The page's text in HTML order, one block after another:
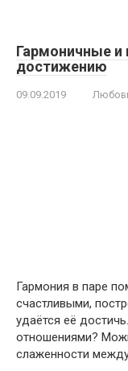
Гармоничные и
достижению
09.09.2019
Гармония в паре
счастливыми,
удаётся её
отношениями?
слаженности